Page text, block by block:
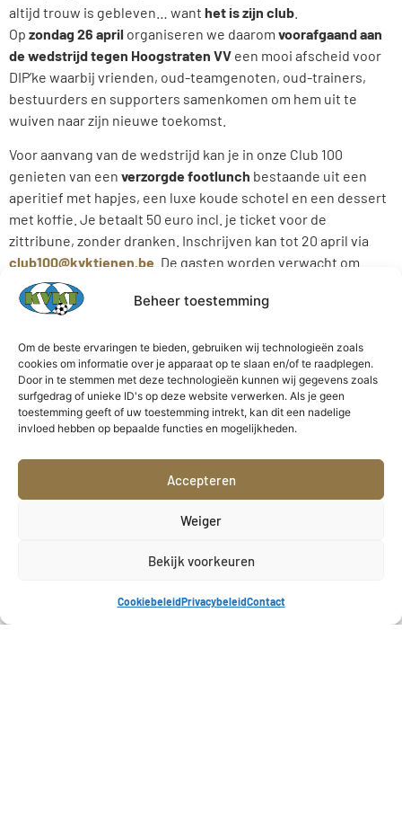
Beheer toestemming
Om de beste ervaringen te bieden, gebruiken wij technologieën zoals
cookies om informatie over je apparaat op te slaan en/of te raadplegen.
Door in te stemmen met deze technologieën kunnen wij gegevens zoals
surfgedrag of unieke ID's op deze website verwerken. Als je geen
toestemming geeft of uw toestemming intrekt, kan dit een nadelige
invloed hebben op bepaalde functies en mogelijkheden.
Accepteren
Weiger
Bekijk voorkeuren
CookiebeleidPrivacybeleidContact
altijd trouw is gebleven… want het is zijn club
Op zondag 26 april organiseren we daarom voorafgaand aan
de wedstrijd tegen Hoogstraten VV een mooi afscheid voor
DIP’ke waarbij vrienden, oud-teamgenoten, oud-trainers,
bestuurders en supporters samenkomen om hem uit te
wuiven naar zijn nieuwe toekomst.
Voor aanvang van de wedstrijd kan je in onze Club 100
genieten van een verzorgde footlunch bestaande uit een
aperitief met hapjes, een luxe koude schotel en een dessert
met koffie. Je betaalt 50 euro incl. je ticket voor de
zittribune, zonder dranken. Inschrijven kan tot 20 april via
club100@kvktienen.be . De gasten worden verwacht om
12.30 uur.
Een wedstrijd om niet te missen dus! Tot dan bij KVK!